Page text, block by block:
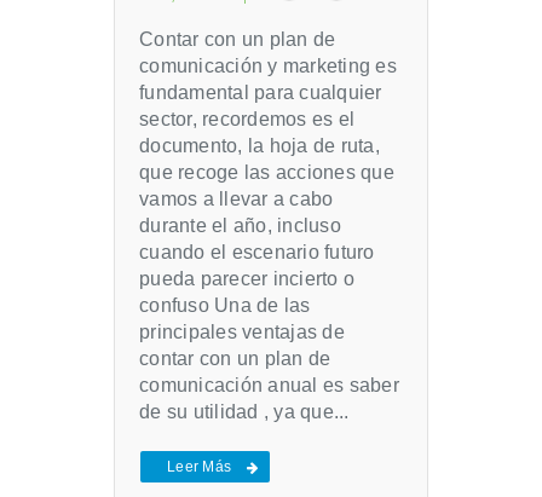
Contar con un plan de
comunicación y marketing es
fundamental para cualquier
sector, recordemos es el
documento, la hoja de ruta,
que recoge las acciones que
vamos a llevar a cabo
durante el año, incluso
cuando el escenario futuro
pueda parecer incierto o
confuso Una de las
principales ventajas de
contar con un plan de
comunicación anual es saber
de su utilidad , ya que...
Leer Más